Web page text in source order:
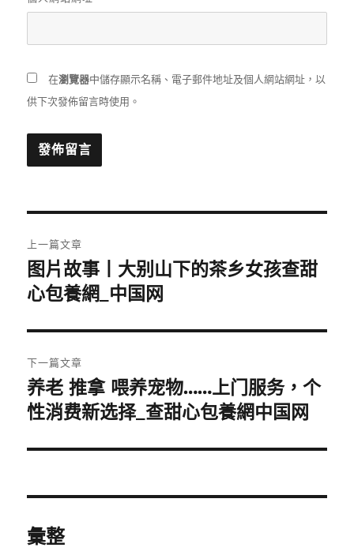
在瀏覽器中儲存顯示名稱、電子郵件地址及個人網站網址，以
供下次發佈留言時使用。
章
導
覽
上一篇文章
上
一
文
章:
图片故事丨大别山下的茶乡女孩查甜
心包養網_中国网
下一篇文章
下
一
文
养老 推拿 喂养宠物……上门服务，个
性消费新选择_查甜心包養網中国网
彙整